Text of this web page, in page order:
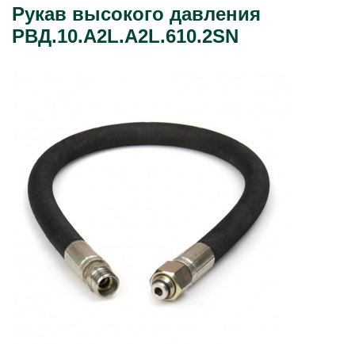
Рукав высокого давления
РВД.10.А2L.А2L.610.2SN